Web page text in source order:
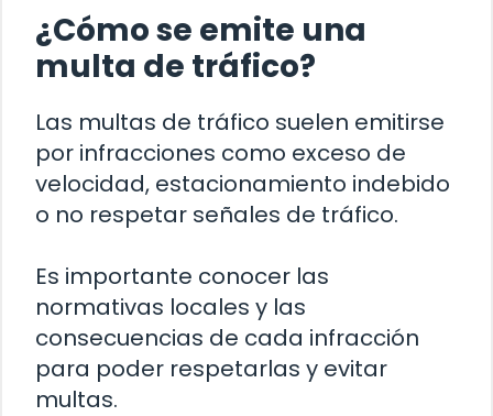
¿Cómo se emite una
multa de tráfico?
Las multas de tráfico suelen emitirse
por infracciones como exceso de
velocidad, estacionamiento indebido
o no respetar señales de tráfico.
Es importante conocer las
normativas locales y las
consecuencias de cada infracción
para poder respetarlas y evitar
multas.